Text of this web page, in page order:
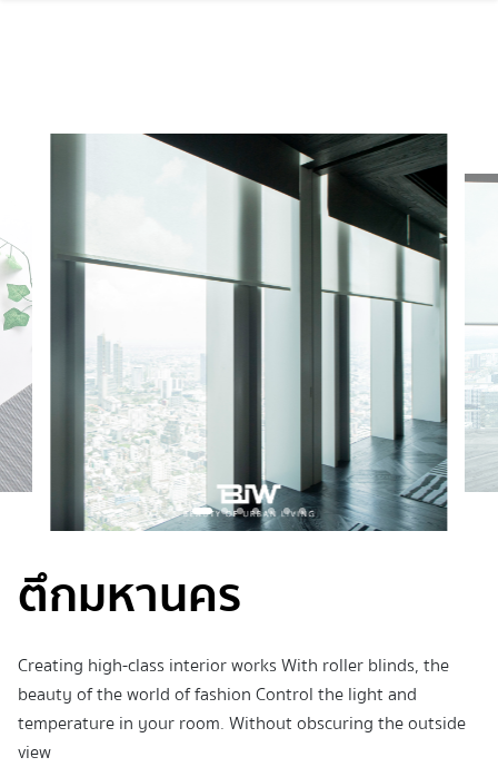
ตึกมหานคร
Creating high-class interior works With roller blinds, the
beauty of the world of fashion Control the light and
temperature in your room. Without obscuring the outside
view